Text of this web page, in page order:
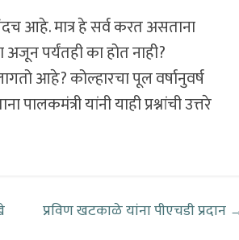
आहे. मात्र हे सर्व करत असताना
अजून पर्यंतही का होत नाही?
आहे? कोल्हारचा पूल वर्षानुवर्ष
यांनी याही प्रश्नांची उत्तरे
प्रविण खटकाळे यांना पीएचडी प्रदान